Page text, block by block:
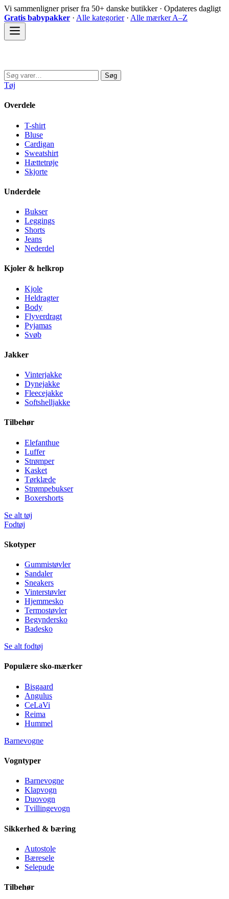
Spring
til
indhold
Vi sammenligner priser fra 50+ danske butikker · Opdateres dagligt
Gratis babypakker · Alle kategorier· Alle mærker A–Z
Søg
efter:
Søg
Tøj
Overdele
T-shirt
Bluse
Cardigan
Sweatshirt
Hættetrøje
Skjorte
Underdele
Bukser
Leggings
Shorts
Jeans
Nederdel
Kjoler & helkrop
Kjole
Heldragter
Body
Flyverdragt
Pyjamas
Svøb
Jakker
Vinterjakke
Dynejakke
Fleecejakke
Softshelljakke
Tilbehør
Elefanthue
Luffer
Strømper
Kasket
Tørklæde
Strømpebukser
Boxershorts
Se alt tøj
Fodtøj
Skotyper
Gummistøvler
Sandaler
Sneakers
Vinterstøvler
Hjemmesko
Termostøvler
Begyndersko
Badesko
Se alt fodtøj
Populære sko-mærker
Bisgaard
Angulus
CeLaVi
Reima
Hummel
Barnevogne
Vogntyper
Barnevogne
Klapvogn
Duovogn
Tvillingevogn
Sikkerhed & bæring
Autostole
Bæresele
Selepude
Tilbehør